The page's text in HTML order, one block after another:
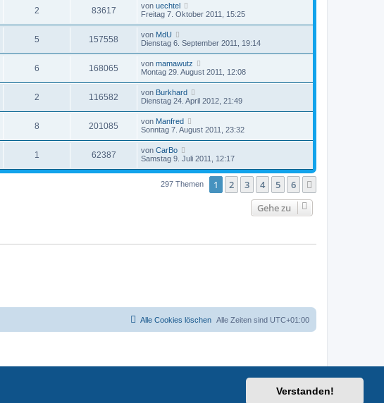
Verstanden!
2 83617 von uechtel
Freitag 7. Oktober 2011, 15:25
5 157558 von MdU
Dienstag 6. September 2011, 19:14
6 168065 von mamawutz
Montag 29. August 2011, 12:08
2 116582 von Burkhard
Dienstag 24. April 2012, 21:49
8 201085 von Manfred
Sonntag 7. August 2011, 23:32
1 62387 von CarBo
Samstag 9. Juli 2011, 12:17
297 Themen 1 2 3 4 5 6
Gehe zu
Alle Zeiten sind UTC+01:00
Alle Cookies löschen